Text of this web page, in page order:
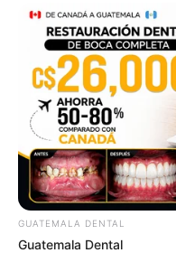
ดวงรายวัน 4 กันยายน 2565
4 ก.ย. 2022
GUATEMALA DENTAL
Guatemala Dental